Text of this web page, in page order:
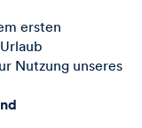
ersten
Nutzung unseres